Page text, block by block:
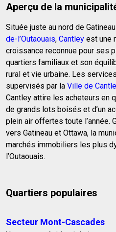
Aperçu de la
Située juste au nord de
de-l’Outaouais, Cantley est une
croissance reconnue pour ses
quartiers familiaux et son
rural et vie urbaine. Les
supervisés par la Ville de
Cantley attire les acheteurs en
de grands lots boisés et d’un
plein air offertes toute l’année.
vers Gatineau et Ottawa, la
marchés immobiliers les plus
l’Outaouais.
Quartiers populaires
Secteur Mont-Cascades